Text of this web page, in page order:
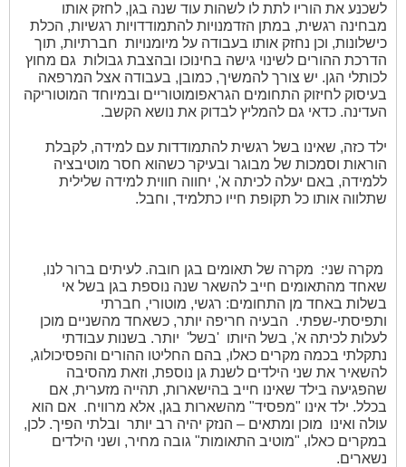
לשכנע את הוריו לתת לו לשהות עוד שנה בגן, לחזק אותו
מבחינה רגשית, במתן הזדמנויות להתמודדויות רגשיות, הכלת
כישלונות, וכן נחזק אותו בעבודה על מיומנויות חברתיות, תוך
הדרכת ההורים לשינוי גישה בחינוכו ובהצבת גבולות גם מחוץ
לכותלי הגן. יש צורך להמשיך, כמובן, בעבודה אצל המרפאה
בעיסוק לחיזוק התחומים הגראפומוטוריים ובמיוחד המוטוריקה
העדינה. כדאי גם להמליץ לבדוק את נושא הקשב.
ילד כזה, שאינו בשל רגשית להתמודדות עם למידה, לקבלת
הוראות וסמכות של מבוגר ובעיקר כשהוא חסר מוטיבציה
ללמידה, באם יעלה לכיתה א', יחווה חווית למידה שלילית
שתלווה אותו כל תקופת חייו כתלמיד, וחבל.
מקרה שני: מקרה של תאומים בגן חובה. לעיתים ברור לנו,
שאחד מהתאומים חייב להשאר שנה נוספת בגן בשל אי
בשלות באחד מן התחומים: רגשי, מוטורי, חברתי
ותפיסתי-שפתי. הבעיה חריפה יותר, כשאחד מהשניים מוכן
לעלות לכיתה א', בשל היותו 'בשל' יותר. בשנות עבודתי
נתקלתי בכמה מקרים כאלו, בהם החליטו ההורים והפסיכולוג,
להשאיר את שני הילדים לשנת גן נוספת, וזאת מהסיבה
שהפגיעה בילד שאינו חייב בהישארות, תהייה מזערית, אם
בכלל. ילד אינו "מפסיד" מהשארות בגן, אלא מרוויח. אם הוא
עולה ואינו מוכן ומתאים – הנזק יהיה רב יותר ובלתי הפיך. לכן,
במקרים כאלו, "מוטיב התאומות" גובה מחיר, ושני הילדים
נשארים.